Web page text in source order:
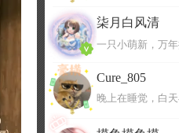
柒月白风清
Cure_805